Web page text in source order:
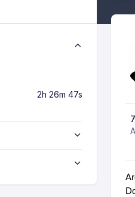
2h 26m 47s